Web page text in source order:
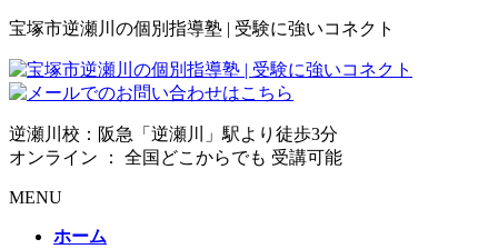
宝塚市逆瀬川の個別指導塾 | 受験に強いコネクト
逆瀬川校：阪急「逆瀬川」駅より徒歩3分
オンライン ： 全国どこからでも 受講可能
MENU
ホーム